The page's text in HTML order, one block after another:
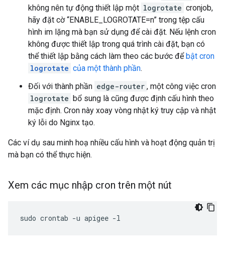
không nên tự động thiết lập một logrotate cronjob,
hãy đặt cờ “ENABLE_LOGROTATE=n” trong tệp cấu
hình im lặng mà bạn sử dụng để cài đặt. Nếu lệnh cron
không được thiết lập trong quá trình cài đặt, bạn có
thể thiết lập bằng cách làm theo các bước đểbật cron
logrotate của một thành phần.
Đối với thành phần edge-router , một công việc cron
logrotate bổ sung là cũng được định cấu hình theo
mặc định. Cron này xoay vòng nhật ký truy cập và nhật
ký lỗi do Nginx tạo.
Các ví dụ sau minh hoạ nhiều cấu hình và hoạt động quản trị
mà bạn có thể thực hiện.
Xem các mục nhập cron trên một nút
sudo crontab -u apigee -l